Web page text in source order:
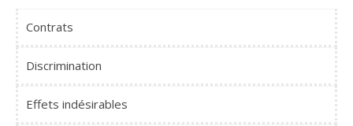
Contrats
Discrimination
Effets indésirables